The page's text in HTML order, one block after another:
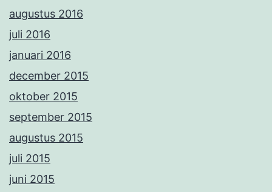
augustus 2016
juli 2016
januari 2016
december 2015
oktober 2015
september 2015
augustus 2015
juli 2015
juni 2015